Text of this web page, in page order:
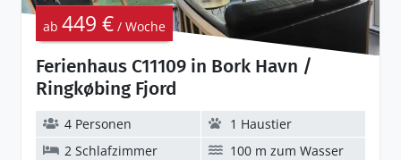
Ferienhaus C11109 in Bork Havn /
Ringkøbing Fjord
ab 449 € / Woche
4 Personen
1 Haustier
2 Schlafzimmer
100 m zum Wasser